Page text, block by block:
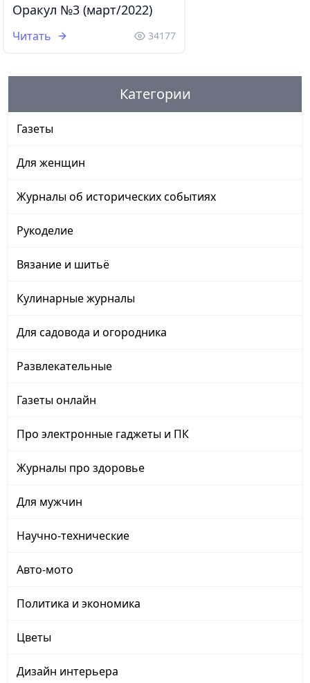
Оракул №3 (март/2022)
Читать 34177
Категории
Газеты
Для женщин
Журналы об исторических событиях
Рукоделие
Вязание и шитьё
Кулинарные журналы
Для садовода и огородника
Развлекательные
Газеты онлайн
Про электронные гаджеты и ПК
Журналы про здоровье
Для мужчин
Научно-технические
Авто-мото
Политика и экономика
Цветы
Дизайн интерьера